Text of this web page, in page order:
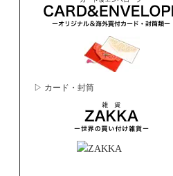
▷ カード・封筒